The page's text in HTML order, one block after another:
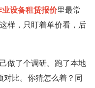
业设备租赁报价里最常
样，只盯着单价看，后
做了个调研。跑了本地
比。你猜怎么着？同